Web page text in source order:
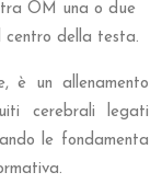
OM una o due
centro della testa.
è un allenamento
cerebrali legati
le fondamenta